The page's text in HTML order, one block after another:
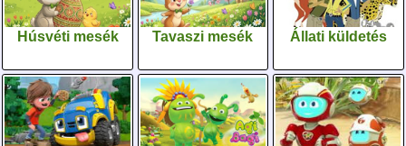
Húsvéti mesék Tavaszi mesék Állati küldetés